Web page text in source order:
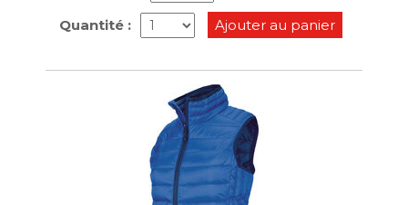
Quantité : Ajouter au panier